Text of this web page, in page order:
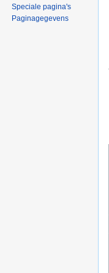
Speciale pagina's
Paginagegevens